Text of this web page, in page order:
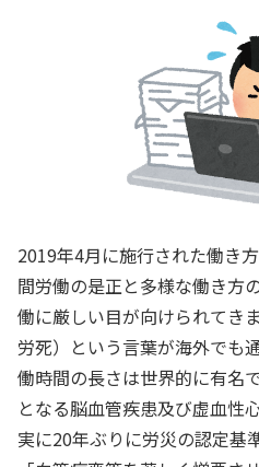
2019年4月に施行された働き
間労働の是正と多様な働き方
働に厳しい目が向けられてき
労死）という言葉が海外でも
働時間の長さは世界的に有名
となる脳血管疾患及び虚血性
実に20年ぶりに労災の認定基